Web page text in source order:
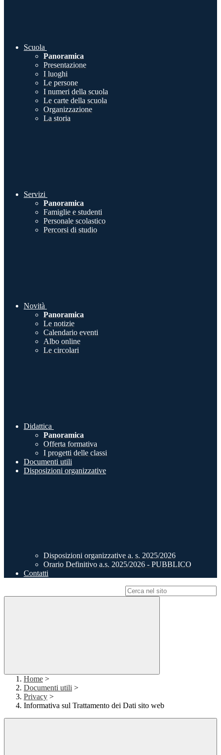
Scuola
Panoramica
Presentazione
I luoghi
Le persone
I numeri della scuola
Le carte della scuola
Organizzazione
La storia
Servizi
Panoramica
Famiglie e studenti
Personale scolastico
Percorsi di studio
Novità
Panoramica
Le notizie
Calendario eventi
Albo online
Le circolari
Didattica
Panoramica
Offerta formativa
I progetti delle classi
Documenti utili
Disposizioni organizzative
Disposizioni organizzative a. s. 2025/2026
Orario Definitivo a.s. 2025/2026 - PUBBLICO
Contatti
Home >
Documenti utili >
Privacy >
Informativa sul Trattamento dei Dati sito web